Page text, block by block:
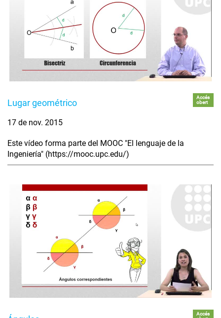
Lugar geométrico
Accés
obert
17 de nov. 2015
Este vídeo forma parte del MOOC "El lenguaje de la
Ingeniería" (https://mooc.upc.edu/)
Accés